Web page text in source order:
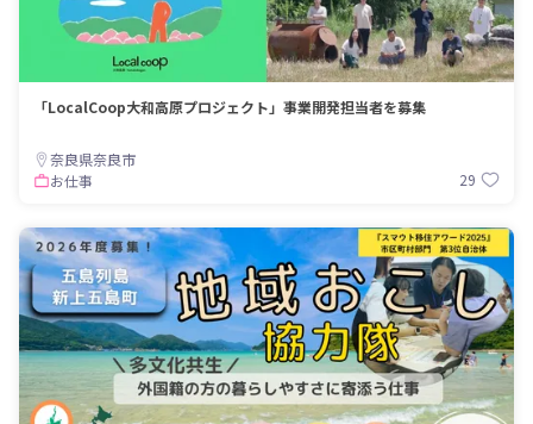
「LocalCoop大和高原プロジェクト」事業開発担当者を募集
奈良県奈良市
お仕事
29